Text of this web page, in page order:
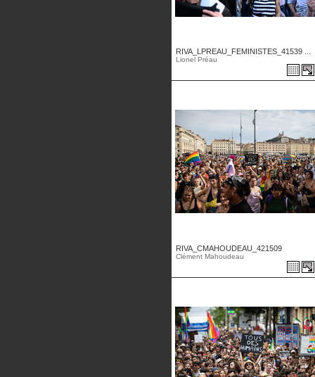
RIVA_LPREAU_FEMINISTES_41539 ...
Lionel Préau
RIVA_CMAHOUDEAU_421509
Clément Mahoudeau